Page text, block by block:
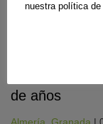
Descubren
de años
nuestra política